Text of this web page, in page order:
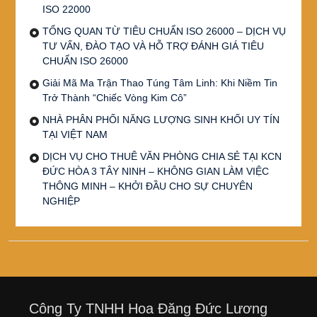
ISO 22000
TỔNG QUAN TỪ TIÊU CHUẨN ISO 26000 – DỊCH VỤ
TƯ VẤN, ĐÀO TẠO VÀ HỖ TRỢ ĐÁNH GIÁ TIÊU
CHUẨN ISO 26000
Giải Mã Ma Trận Thao Túng Tâm Linh: Khi Niềm Tin
Trở Thành “Chiếc Vòng Kim Cô”
NHÀ PHÂN PHỐI NĂNG LƯỢNG SINH KHỐI UY TÍN
TẠI VIỆT NAM
DỊCH VỤ CHO THUÊ VĂN PHÒNG CHIA SẺ TẠI KCN
ĐỨC HÒA 3 TÂY NINH – KHÔNG GIAN LÀM VIỆC
THÔNG MINH – KHỞI ĐẦU CHO SỰ CHUYÊN
NGHIỆP
Công Ty TNHH Hoa Đăng Đức Lương